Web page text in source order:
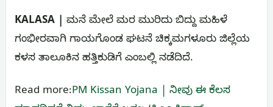
KALASA |
ಮನೆ ಮೇಲೆ ಮರ ಮುರಿದು ಬಿದ್ದು ಮಹಿಳೆ
ಗಂಭೀರವಾಗಿ ಗಾಯಗೊಂಡ ಘಟನೆ ಚಿಕ್ಕಮಗಳೂರು ಜಿಲ್ಲೆಯ
ಕಳಸ ತಾಲೂಕಿನ ಹತ್ತಿಕುಡಿಗೆ ಎಂಬಲ್ಲಿ ನಡೆದಿದೆ.
Read more:PM Kissan Yojana | ನೀವು ಈ ಕೆಲಸ